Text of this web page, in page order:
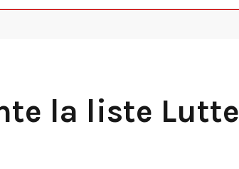
la liste Lutte